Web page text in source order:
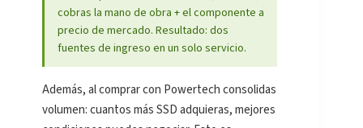
cobras la mano de obra + el componente a
precio de mercado. Resultado: dos
fuentes de ingreso en un solo servicio.
Además, al comprar con Powertech consolidas
volumen: cuantos más SSD adquieras, mejores